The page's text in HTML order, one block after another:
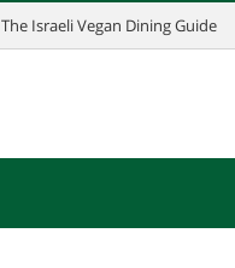
The Israeli Vegan Dining Guide